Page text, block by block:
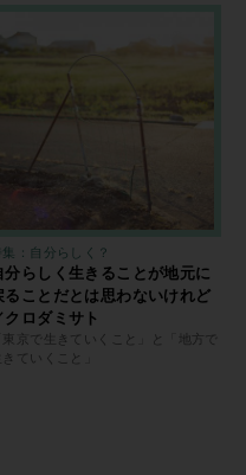
：自分らしく？
分らしく生きることが地元に
ることだとは思わないけれど
クロダミサト
東京で生きていくこと」と「地方で
きていくこと」